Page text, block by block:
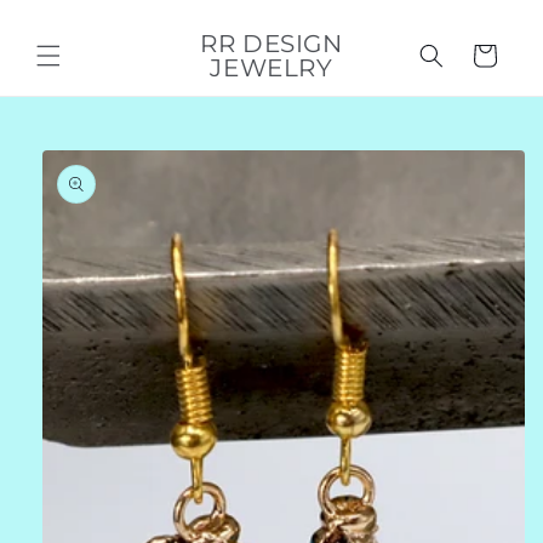
Inhalt
RR DESIGN
JEWELRY
Warenkorb